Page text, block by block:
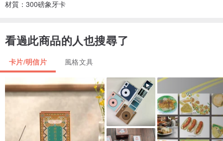
材質：300磅象牙卡
看過此商品的人也搜尋了
卡片/明信片 風格文具